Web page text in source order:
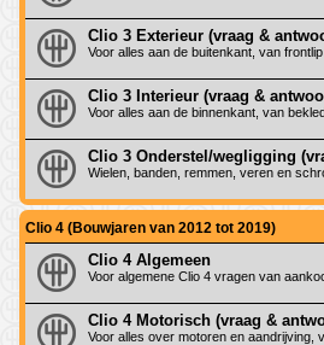
Clio 3 Exterieur (vraag &
Voor alles aan de buitenkant, van
Clio 3 Interieur (vraag &
Voor alles aan de binnenkant, van
Clio 3 Onderstel/wegligging
Wielen, banden, remmen, veren en
Clio 4 (Bouwjaren van 2012 tot 2019)
Clio 4 Algemeen
Voor algemene Clio 4 vragen van
Clio 4 Motorisch (vraag &
Voor alles over motoren en aandrijving,